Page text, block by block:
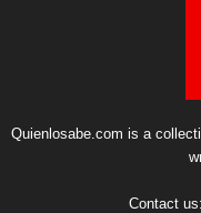
Quienlosabe.com is a
Contact us: